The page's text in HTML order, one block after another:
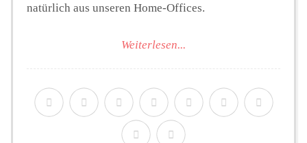
natürlich aus unseren Home-Offices.
Weiterlesen...